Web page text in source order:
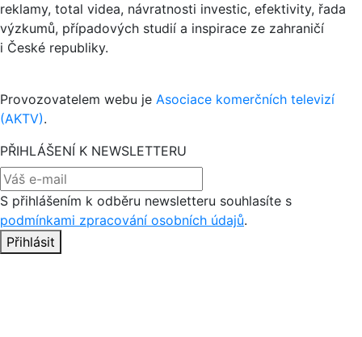
reklamy, total videa, návratnosti investic, efektivity, řada
výzkumů, případových studií a inspirace ze zahraničí
i České republiky.
Provozovatelem webu je Asociace komerčních televizí
(AKTV).
PŘIHLÁŠENÍ K NEWSLETTERU
S přihlášením k odběru newsletteru souhlasíte s
podmínkami zpracování osobních údajů.
Přihlásit